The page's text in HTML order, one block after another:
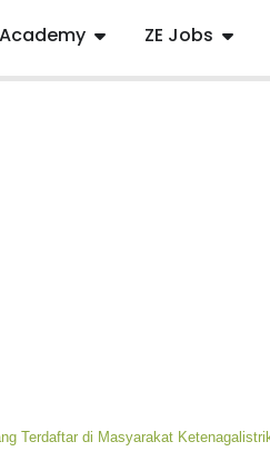
Academy ZE Jobs
Terdaftar di Masyarakat